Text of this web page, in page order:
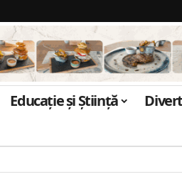
Educație și Știință